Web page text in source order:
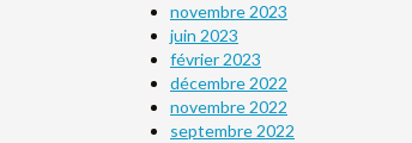
novembre 2023
juin 2023
février 2023
décembre 2022
novembre 2022
septembre 2022